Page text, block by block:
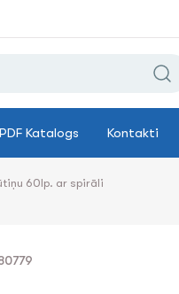
PDF Katalogs Kontakti
60lp. ar spirāli